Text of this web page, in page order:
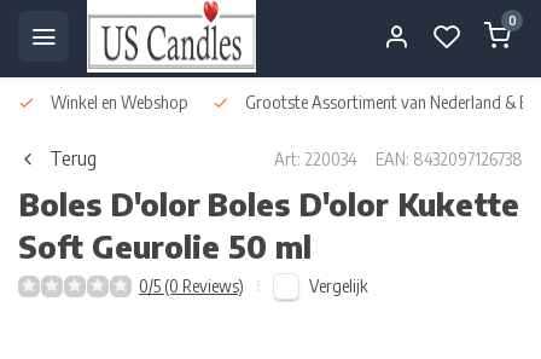
0
Winkel en Webshop Grootste Assortiment van Nederland &
Terug Art: 220034 EAN: 8432097126738
Boles D'olor Boles D'olor Kukette
Soft Geurolie 50 ml
0/5 (0 Reviews) Vergelijk